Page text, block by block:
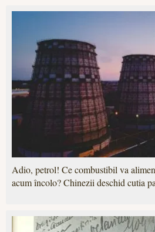
Adio, petrol! Ce combustibil va
acum încolo? Chinezii deschid cutia